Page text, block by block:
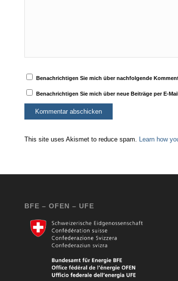
Benachrichtigen Sie mich über nachfolgende
Benachrichtigen Sie mich über neue Beiträge per E-
This site uses Akismet to reduce spam. Learn how
BFE – OFEN – UFE